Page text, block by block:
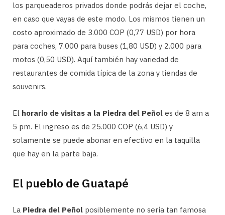
los parqueaderos privados donde podrás dejar el coche,
en caso que vayas de este modo. Los mismos tienen un
costo aproximado de 3.000 COP (0,77 USD) por hora
para coches, 7.000 para buses (1,80 USD) y 2.000 para
motos (0,50 USD). Aquí también hay variedad de
restaurantes de comida típica de la zona y tiendas de
souvenirs.
El horario de visitas a la Piedra del Peñol es de 8 am a
5 pm. El ingreso es de 25.000 COP (6,4 USD) y
solamente se puede abonar en efectivo en la taquilla
que hay en la parte baja.
El pueblo de Guatapé
La Piedra del Peñol posiblemente no sería tan famosa